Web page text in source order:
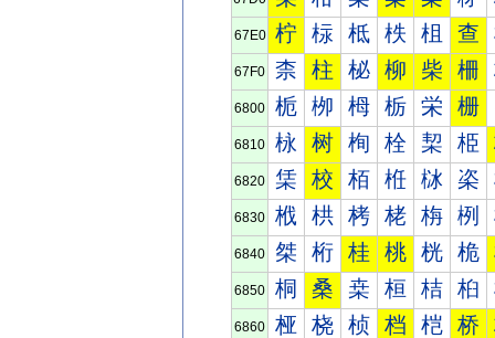
67E0 柠 柡 柢 柣 柤 查
67F0 柰 柱 柲 柳 柴 柵
6800 栀 栁 栂 栃 栄 栅
6810 栐 树 栒 栓 栔 栕
6820 栠 校 栢 栣 栤 栥
6830 栰 栱 栲 栳 栴 栵
6840 桀 桁 桂 桃 桄 桅
6850 桐 桑 桒 桓 桔 桕
6860 桠 桡 桢 档 桤 桥